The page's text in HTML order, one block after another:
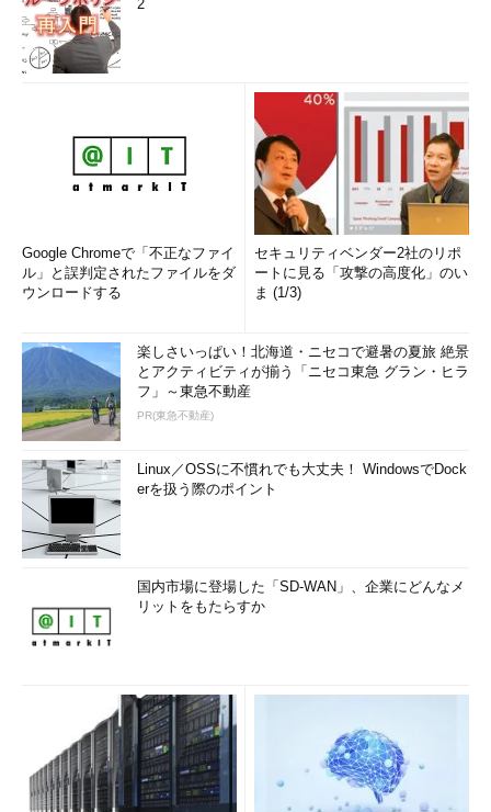
2
Google Chromeで「不正なファイ
ル」と誤判定されたファイルをダ
ウンロードする
セキュリティベンダー2社のリポ
ートに見る「攻撃の高度化」のい
ま (1/3)
楽しさいっぱい！北海道・ニセコで避暑の夏旅 絶景
とアクティビティが揃う「ニセコ東急 グラン・ヒラ
フ」～東急不動産
PR(東急不動産)
Linux／OSSに不慣れでも大丈夫！ WindowsでDock
erを扱う際のポイント
国内市場に登場した「SD-WAN」、企業にどんなメ
リットをもたらすか